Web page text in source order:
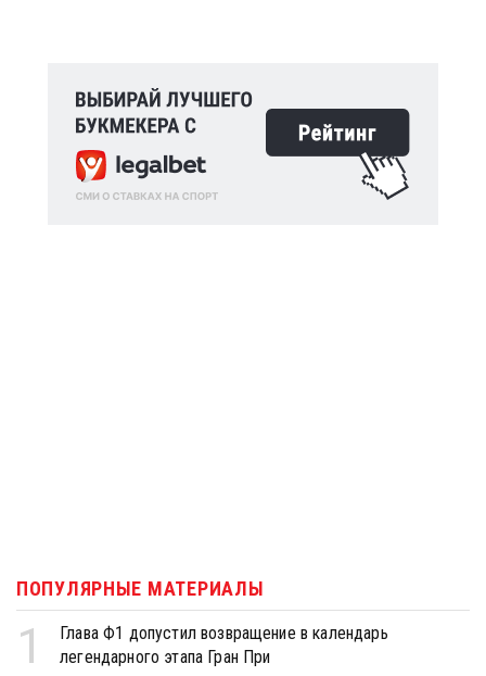
ПОПУЛЯРНЫЕ МАТЕРИАЛЫ
1
Глава Ф1 допустил возвращение в календарь
легендарного этапа Гран При